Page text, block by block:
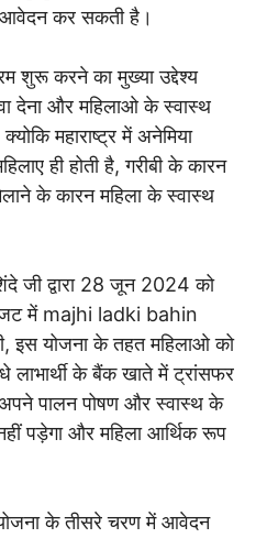
आवेदन कर सकती है।
शुरू करने का मुख्या उद्देश्य
देना और महिलाओ के स्वास्थ
महाराष्ट्र में अनेमिया
ही होती है, गरीबी के कारन
के कारन महिला के स्वास्थ
जी द्वारा 28 जून 2024 को
बजट में majhi ladki bahin
इस योजना के तहत महिलाओ को
लाभार्थी के बैंक खाते में ट्रांसफर
पालन पोषण और स्वास्थ के
नहीं पड़ेगा और महिला आर्थिक रूप
के तीसरे चरण में आवेदन